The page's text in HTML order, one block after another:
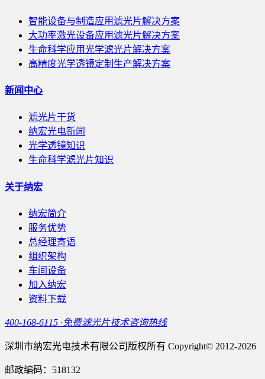
智能设备与制造应用滤光片解决方案
大功率激光设备应用滤光片解决方案
生命科学应用光学滤光片解决方案
高精度光学透镜定制生产解决方案
新闻中心
滤光片干货
纳宏光电新闻
光学透镜知识
生命科学滤光片知识
关于纳宏
纳宏简介
服务优势
总经理寄语
组织架构
车间设备
加入纳宏
资料下载
400-168-6115 ·免费滤光片技术咨询热线
深圳市纳宏光电技术有限公司版权所有 Copyright© 2012-2026
邮政编码：518132